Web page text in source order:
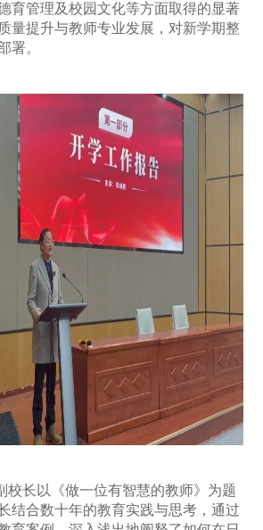
育管理及校园文化等方面取得的显著
量提升与教师专业发展，对新学期整
署。
校长以《做一位有智慧的教师》为题
结合数十年的教育实践与思考，通过